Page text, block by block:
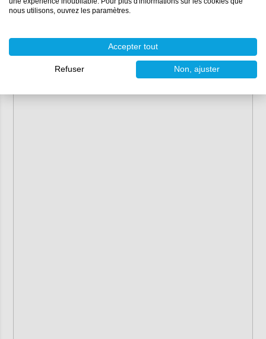
nous utilisons, ouvrez les paramètres.
Accepter tout
Refuser Non, ajuster